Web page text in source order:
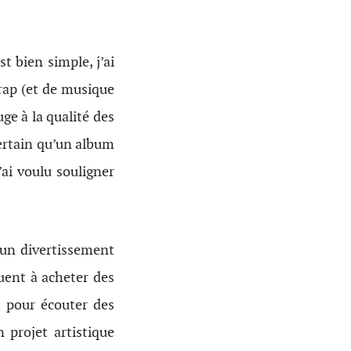
bien simple, j’ai
(et de musique
à la qualité des
qu’un album
voulu souligner
divertissement
à acheter des
écouter des
projet artistique